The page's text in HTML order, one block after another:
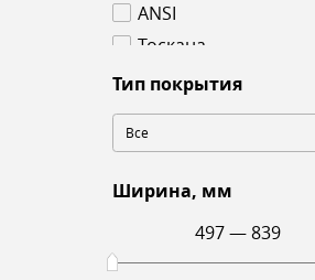
ANSI
Тоскана
Тип покрытия
Все
Ширина, мм
497—839